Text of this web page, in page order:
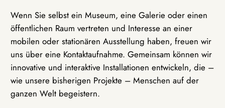
Wenn Sie selbst ein Museum, eine Galerie oder einen
öffentlichen Raum vertreten und Interesse an einer
mobilen oder stationären Ausstellung haben, freuen wir
uns über eine Kontaktaufnahme. Gemeinsam können wir
innovative und interaktive Installationen entwickeln, die –
wie unsere bisherigen Projekte – Menschen auf der
ganzen Welt begeistern.